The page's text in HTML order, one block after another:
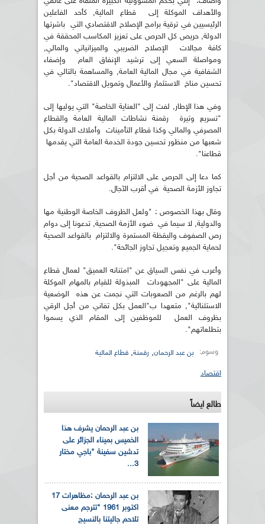
والأهداف الموكلة إلى قطاع المالية, كأحد الفاعلين
الرئيسيين في ترقية برامج الإصلاح الاقتصادي التي باشرتها
الدولة, حريص كل الحرص على تعزيز المكاسب المحققة في
كافة مجالات الإصلاح الضريبي والميزانياتي والمالي,
ومواصلة السعي إلى ترشيد الإنفاق العام وإضفاء
الشفافية في مجال المالية العامة, والمساهمة بالتالي في
تحسين مناخ الاستثمار والأعمال وتمويل الاقتصاد".
وفي هذا الإطار, لفت إلى "العناية الخاصة" التي يوليها إلى
"تسريع وتيرة رقمنة نشاطات المالية العامة والقطاع
المصرفي والمالي وكذا قطاع التأمينات وأملاك الدولة بكل
شعبها من منظور تحسين جودة الخدمة العامة التي يقدمها
قطاعنا".
كما دعا إلى الحرص على الالتزام بالقواعد الصحية من أجل
تجاوز الأزمة الصحية في أقرب الآجال.
وقال بهذا الخصوص : "ولعل الظروف الخاصة الوطنية مها
والدولية, لا سيما في ضوء الأزمة الصحية, تدعونا إلى دوام
رص الصفوف واليقظة المستمرة والالتزام بالقواعد الصحية
لحماية الجميع وتعجيل تجاوز الجائحة".
وأعرب في نفس السياق عن "امتنانه العميق" لعمال قطاع
المالية على "المجهودات المبذولة للقيام بالمهام الموكلة
لهم بالرغم من الصعوبات التي نجمت عن هذه الوضعية
الاستثنائية", متعهدا ب"العمل بكل تفاني من أجل الرقي
بظروف العمل للموظفين إلى المقام الذي يسموا
بتطلعاتهم".
وسوم: بن عبد الرحمان, رقمنة, قطاع المالية
اقتصاد
طالع ايضاً
بن عبد الرحمان يشرف هذا
الخميس بميناء الجزائر على
تدشين سفينة "باجي مختار
3...
بن عبد الرحمان :مظاهرات 17
اكتوبر 1961 "تترجم معنى
تلاحم جاليتنا بالنسيج